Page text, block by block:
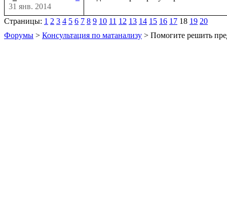
31 янв. 2014
Страницы: 1 2 3 4 5 6 7 8 9 10 11 12 13 14 15 16 17 18 19 20
Форумы > Консультация по матанализу > Помогите решить